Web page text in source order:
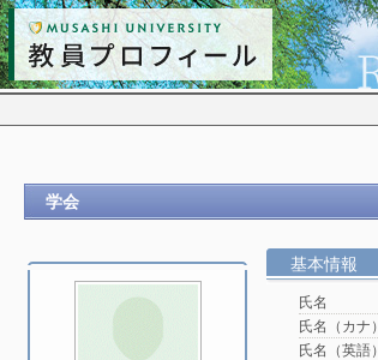
学会
基本情報
氏名
氏名（カナ）
氏名（英語）